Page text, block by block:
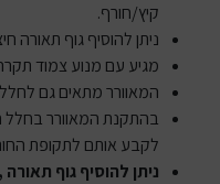
קיץ/חורף.
ניתן להוסיף גוף תאורה
מגיע עם מנוע צמוד
המאוורר מתאים גם
בהתקנת המאוורר בחלל
לקבע אותם לתקופת
ניתן להוסיף גוף